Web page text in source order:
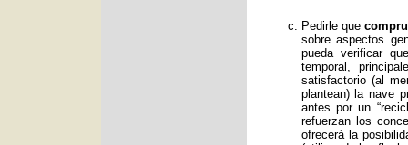
Pedirle que
sobre aspectos
pueda verificar
temporal,
satisfactorio (al
plantean) la nave
antes por un
refuerzan los
ofrecerá la